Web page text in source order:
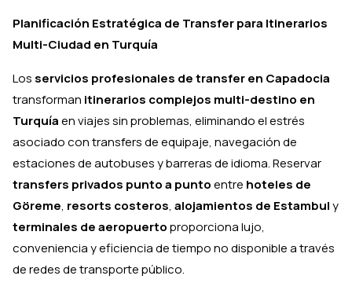
Planificación Estratégica de Transfer para Itinerarios
Multi-Ciudad en Turquía
Los servicios profesionales de transfer en Capadocia
transforman itinerarios complejos multi-destino en
Turquíaen viajes sin problemas, eliminando el estrés
asociado con transfers de equipaje, navegación de
estaciones de autobuses y barreras de idioma. Reservar
transfers privados punto a puntoentre hoteles de
Göreme, resorts costeros, alojamientos de Estambuly
terminales de aeropuertoproporciona lujo,
conveniencia y eficiencia de tiempo no disponible a través
de redes de transporte público.